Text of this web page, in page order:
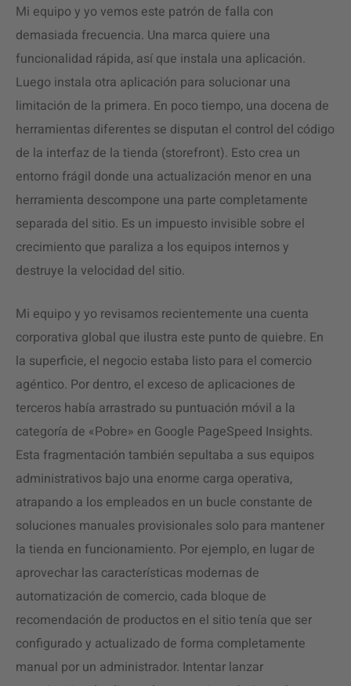
Mi equipo y yo vemos este patrón de falla con
demasiada frecuencia. Una marca quiere una
funcionalidad rápida, así que instala una aplicación.
Luego instala otra aplicación para solucionar una
limitación de la primera. En poco tiempo, una docena de
herramientas diferentes se disputan el control del código
de la interfaz de la tienda (storefront). Esto crea un
entorno frágil donde una actualización menor en una
herramienta descompone una parte completamente
separada del sitio. Es un impuesto invisible sobre el
crecimiento que paraliza a los equipos internos y
destruye la velocidad del sitio.
Mi equipo y yo revisamos recientemente una cuenta
corporativa global que ilustra este punto de quiebre. En
la superficie, el negocio estaba listo para el comercio
agéntico. Por dentro, el exceso de aplicaciones de
terceros había arrastrado su puntuación móvil a la
categoría de «Pobre» en Google PageSpeed Insights.
Esta fragmentación también sepultaba a sus equipos
administrativos bajo una enorme carga operativa,
atrapando a los empleados en un bucle constante de
soluciones manuales provisionales solo para mantener
la tienda en funcionamiento. Por ejemplo, en lugar de
aprovechar las características modernas de
automatización de comercio, cada bloque de
recomendación de productos en el sitio tenía que ser
configurado y actualizado de forma completamente
manual por un administrador. Intentar lanzar